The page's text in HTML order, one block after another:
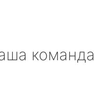
команда